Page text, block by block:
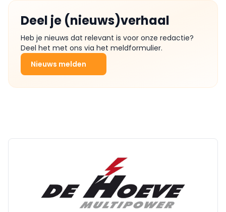
Deel je (nieuws)verhaal
Heb je nieuws dat relevant is voor onze redactie?
Deel het met ons via het meldformulier.
Nieuws melden